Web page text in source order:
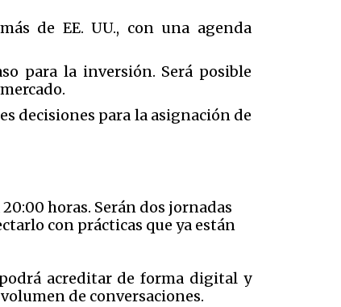
de EE. UU., con una agenda
para la inversión. Será posible
decisiones para la asignación de
20:00 horas. Serán dos jornadas
con prácticas que ya están
acreditar de forma digital y
de conversaciones.